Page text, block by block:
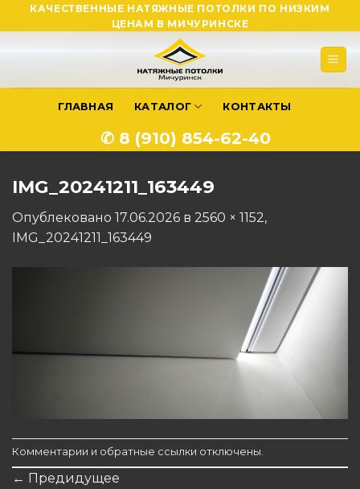
to
КАЧЕСТВЕННЫЕ НАТЯЖНЫЕ ПОТОЛКИ ПО НИЗКИМ
ЦЕНАМ В МИЧУРИНСКЕ
ГЛАВНАЯ КАТАЛОГ КОНТАКТЫ
✆ 8 (910) 854-62-40
IMG_20241211_163449
Опублековано 17.06.2026 в 2560 × 1152,
IMG_20241211_163449
Комментарии и обратные ссылки отключены.
← Предидущее